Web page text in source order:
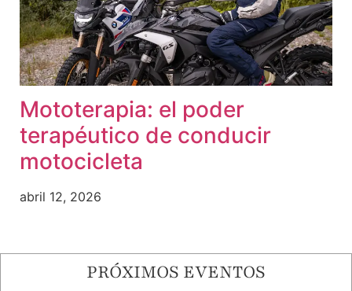
Mototerapia: el poder
terapéutico de conducir
motocicleta
abril 12, 2026
PRÓXIMOS EVENTOS